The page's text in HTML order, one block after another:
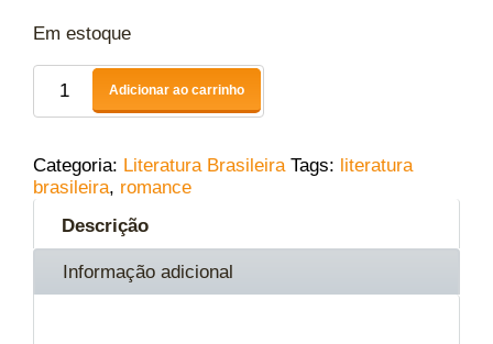
Em estoque
Adicionar ao carrinho
Categoria: Literatura Brasileira Tags: literatura
brasileira, romance
Descrição
Informação adicional